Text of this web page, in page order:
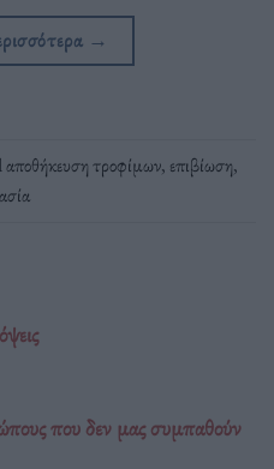
→
αποθήκευση τροφίμων, επιβίωση,
που δεν μας συμπαθούν